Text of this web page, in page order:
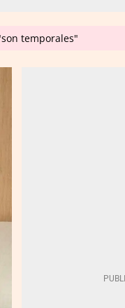
temporales"